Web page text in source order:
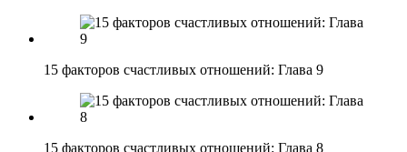
15 факторов счастливых отношений: Глава 9
15 факторов счастливых отношений: Глава 8